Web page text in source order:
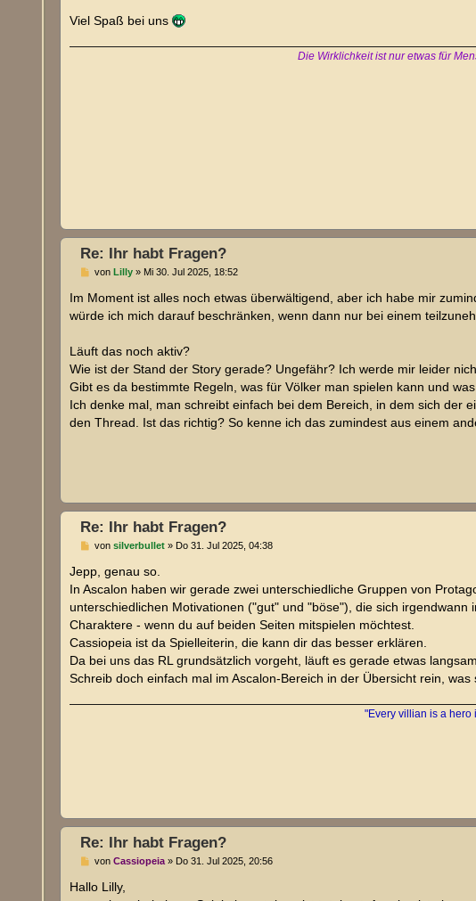
Viel Spaß bei uns
Die Wirklichkeit ist nur etwas für
Re: Ihr habt Fragen?
B
i
t
r
vonLilly » Mi 30. Jul 2025, 18:52
Im Moment ist alles noch etwas überwältigend, aber ich habe mir
würde ich mich darauf beschränken, wenn dann nur bei einem
Läuft das noch aktiv?
Wie ist der Stand der Story gerade? Ungefähr? Ich werde mir leider
Gibt es da bestimmte Regeln, was für Völker man spielen kann und
Ich denke mal, man schreibt einfach bei dem Bereich, in dem sich der
den Thread. Ist das richtig? So kenne ich das zumindest aus einem
Re: Ihr habt Fragen?
B
i
t
r
g
vonsilverbullet » Do 31. Jul 2025, 04:38
Jepp, genau so.
In Ascalon haben wir gerade zwei unterschiedliche Gruppen von
unterschiedlichen Motivationen ("gut" und "böse"), die sich
Charaktere - wenn du auf beiden Seiten mitspielen möchtest.
Cassiopeia ist da Spielleiterin, die kann dir das besser erklären.
Da bei uns das RL grundsätzlich vorgeht, läuft es gerade etwas
Schreib doch einfach mal im Ascalon-Bereich in der Übersicht rein,
"Every villian is a hero
Re: Ihr habt Fragen?
B
i
t
vonCassiopeia » Do 31. Jul 2025, 20:56
Hallo Lilly,